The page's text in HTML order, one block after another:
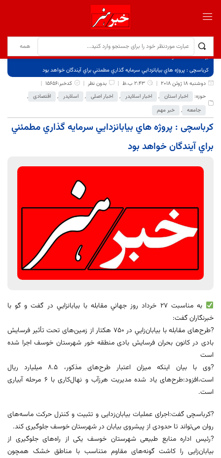
برگ نخست
نوشته‌ها
کرباسچی : پروژه هاي بيابانزدايي سرمايه گذاري مطمئني براي آيندگان خواهد بود
دوشنبه 18 ژوئن 2018
2:43 ب.ظ بدون نظر
کدخبر:15656
حوزه:
اخبار استان , اخبار اسلایدر , اخبار اصلی , اسلایدر , اقتصادی ,
جامعه , خبر مهم
کرباسچی : پروژه هاي بيابانزدايي سرمايه گذاري مطمئني
براي آيندگان خواهد بود
به مناسبت ٢٧ خرداد روز جهاني مقابله با بيابانزايي در گفت و گو با
خبرنگاران گفت:
?طرح‌های مقابله با بیابان‌زايي در 750 هکتار از زمین‌های تحت تأثیر فرسایش
بادی در کانون‌ بحران فرسایش بادی منطقه خور شهرستان خوسف اجرا شده
است
?وی با بیان اینکه میزان اعتبار طرح‌های مذکور، 8.5 میلیارد ریال
است،افزود:طرح‌های یاد شده مدیریت هرزآب و نهال‌کاری با 6 مرحله آبیاری
است.
?کرباسچی گفت:اجرای عملیات بیابان‌زدایی و تثبیت و کنترل حرکت ماسه‌های
روان می‌تواند تا حدودی از پیشروی بیابان در شهرستان خوسف جلوگیری کند.
?رئیس اداره منابع طبیعی شهرستان خوسف یکی از راه‌های جلوگیری از
بیابان‌زایی را کاشت گونه‌های مقاوم متناسب با مناطق خشک همچون